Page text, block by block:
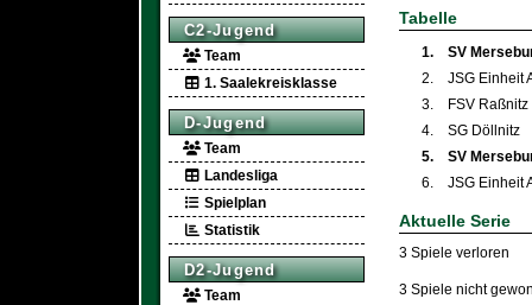
C2-Jugend
Team
1. Saalekreisklasse
D-Jugend
Team
Landesliga
Spielplan
Statistik
D2-Jugend
Team
Tabelle
1.
SV
2.
JSG Einheit
3.
FSV Raßnitz
4.
SG Döllnitz
5.
SV
6.
JSG Einheit
Aktuelle Serie
3 Spiele verloren
3 Spiele nicht